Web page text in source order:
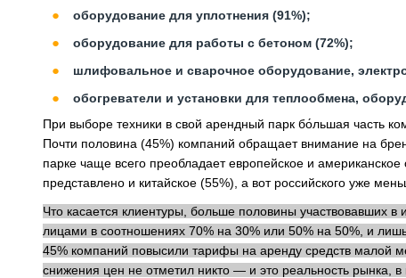
оборудование для уплотнения (91%);
оборудование для работы с бетоном (72%);
шлифовальное и сварочное оборудование,
обогреватели и установки для теплообмена,
При выборе техники в свой арендный парк бо́льшая часть
Почти половина (45%) компаний обращает внимание на
парке чаще всего преобладает европейское и
представлено и китайское (55%), а вот российского уже
Что касается клиентуры, больше половины участвовавших
лицами в соотношениях 70% на 30% или 50% на 50%, и
45% компаний повысили тарифы на аренду средств малой
снижения цен не отметил никто — и это реальность рынка, в